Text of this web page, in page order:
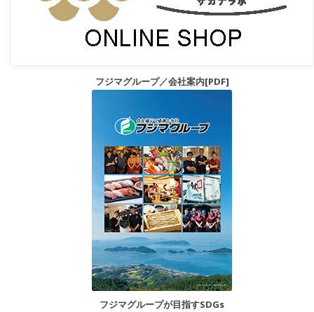
フジマグループ／会社案内[PDF]
フジマグループが目指すSDGs